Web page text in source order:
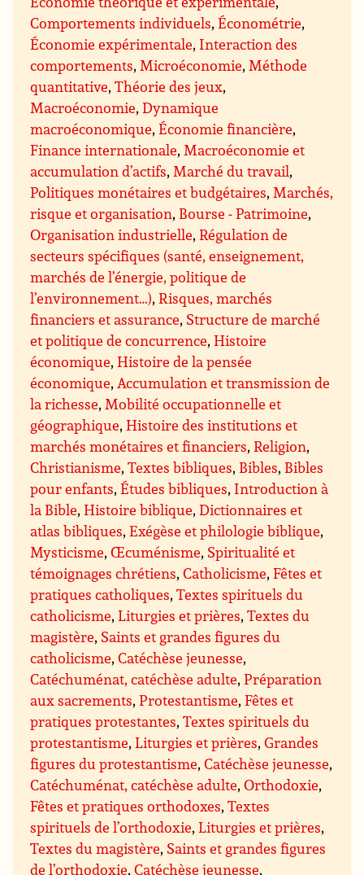
Comportements individuels,Économétrie,
Économie expérimentale, Interaction des
comportements, Microéconomie, Méthode
quantitative,Théorie des jeux,
Macroéconomie,Dynamique
macroéconomique,Économie financière,
Finance internationale, Macroéconomie et
accumulation d’actifs, Marché du travail,
Politiques monétaires et budgétaires, Marchés,
risque et organisation, Bourse - Patrimoine,
Organisation industrielle,Régulation de
secteurs spécifiques (santé, enseignement,
marchés de l’énergie, politique de
l’environnement…),Risques, marchés
financiers et assurance, Structure de marché
et politique de concurrence,Histoire
économique,Histoire de la pensée
économique, Accumulation et transmission de
la richesse, Mobilité occupationnelle et
géographique,Histoire des institutions et
marchés monétaires et financiers,Religion,
Christianisme,Textes bibliques, Bibles, Bibles
pour enfants,Études bibliques, Introduction à
la Bible,Histoire biblique,Dictionnaires et
atlas bibliques,Exégèse et philologie biblique,
Mysticisme,Œcuménisme, Spiritualité et
témoignages chrétiens,Catholicisme,Fêtes et
pratiques catholiques,Textes spirituels du
catholicisme,Liturgies et prières,Textes du
magistère, Saints et grandes figures du
catholicisme,Catéchèse jeunesse,
Catéchuménat, catéchèse adulte,Préparation
aux sacrements,Protestantisme,Fêtes et
pratiques protestantes,Textes spirituels du
protestantisme,Liturgies et prières,Grandes
figures du protestantisme,Catéchèse jeunesse,
Catéchuménat, catéchèse adulte,Orthodoxie,
Fêtes et pratiques orthodoxes,Textes
spirituels de l’orthodoxie,Liturgies et prières,
Textes du magistère, Saints et grandes figures
de l’orthodoxie,Catéchèse jeunesse,